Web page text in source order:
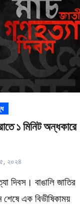
১ মিনিট অন্ধকারে
২০২৪
এক বিভীষিকাময়